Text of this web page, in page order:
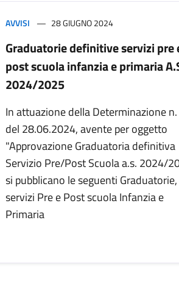
AVVISI 28 GIUGNO 2024
Graduatorie definitive servizi pre
post scuola infanzia e primaria
2024/2025
In attuazione della Determinazione
del 28.06.2024, avente per oggetto
"Approvazione Graduatoria definitiva
Servizio Pre/Post Scuola a.s. 2024/
si pubblicano le seguenti
servizi Pre e Post scuola Infanzia e
Primaria